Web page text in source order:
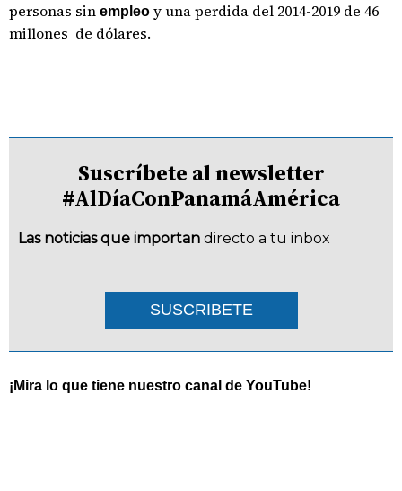
personas sin empleo y una perdida del 2014-2019 de 46
millones de dólares.
Suscríbete al newsletter
#AlDíaConPanamáAmérica
Las noticias que importan directo a tu inbox
SUSCRIBETE
¡Mira lo que tiene nuestro canal de YouTube!